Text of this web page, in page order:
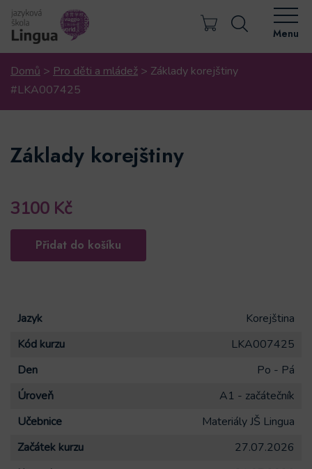
Menu
Domů > Pro děti a mládež > Základy korejštiny
#LKA007425
Základy korejštiny
3100 Kč
Základy
korejštiny
Přidat do košíku
Jazyk
Korejština
Kód kurzu
LKA007425
Den
Po - Pá
Úroveň
A1 - začátečník
Učebnice
Materiály JŠ Lingua
Začátek kurzu
27.07.2026